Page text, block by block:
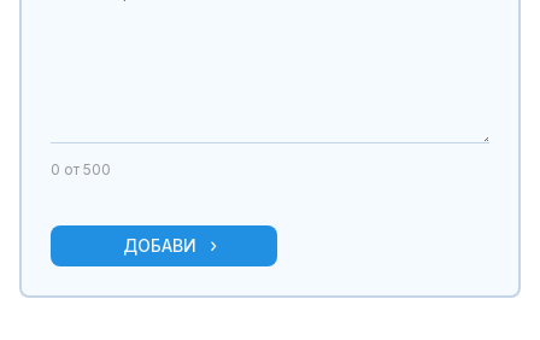
0 от 500
ДОБАВИ